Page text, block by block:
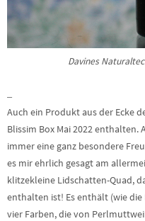
Davines
–
Auch ein Produkt aus der Ecke
Blissim Box Mai 2022
immer eine ganz besondere
es mir ehrlich gesagt am
klitzekleine Lidschatten-Quad,
enthalten ist! Es enthält (wie
vier Farben, die von